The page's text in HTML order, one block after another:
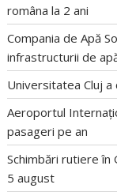
româna la 2 ani
Compania de Apă
infrastructurii de
Universitatea Cluj a
Aeroportul
pasageri pe an
Schimbări rutiere în
5 august